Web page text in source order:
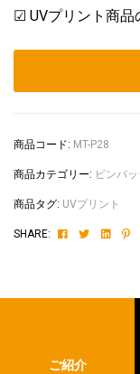
☑ UVプリント商品
商品コード: MT-P28
商品カテゴリー: ピンバ
商品タグ: UVプリント
SHARE: FacebookTwitter
ご紹介